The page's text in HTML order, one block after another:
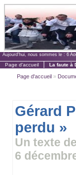
Aujourd'hui, nous sommes le : 6
Page d'accueil La faute à
Page d'accueil »
Gérard
perdu »
Un texte
6